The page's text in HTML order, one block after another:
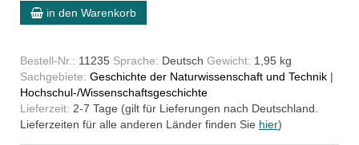
in den Warenkorb
Bestell-Nr.: 11235 Sprache: Deutsch Gewicht: 1,95 kg
Sachgebiete: Geschichte der Naturwissenschaft und Technik |
Hochschul-/Wissenschaftsgeschichte
Lieferzeit: 2-7 Tage (gilt für Lieferungen nach Deutschland.
Lieferzeiten für alle anderen Länder finden Sie hier)